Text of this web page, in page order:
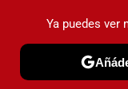
PRUEBASYa puedes ver